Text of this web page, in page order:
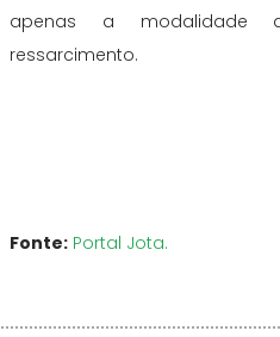
apenas a modalidade
ressarcimento.
Fonte: Portal Jota.